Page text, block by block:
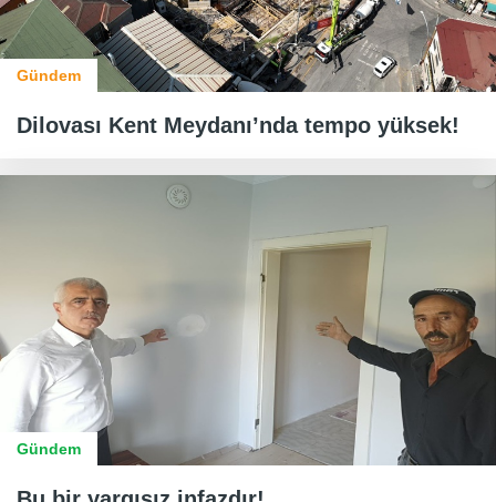
Gündem
Dilovası Kent Meydanı’nda tempo yüksek!
Gündem